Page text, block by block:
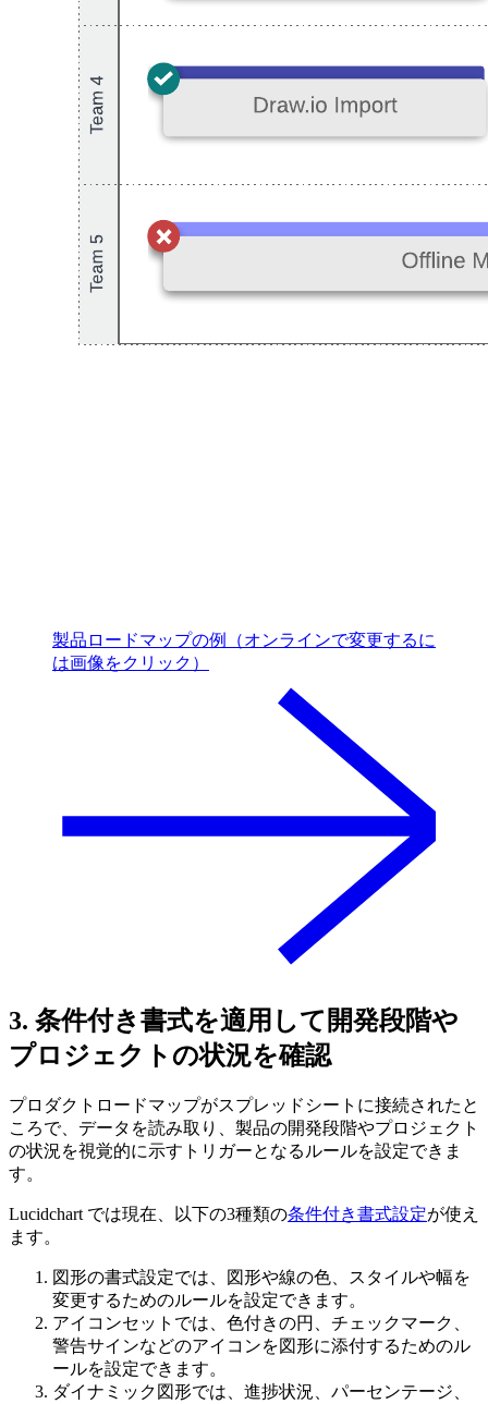
製品ロードマップの例（オンラインで変更するに
は画像をクリック）
3. 条件付き書式を適用して開発段階や
プロジェクトの状況を確認
プロダクトロードマップがスプレッドシートに接続されたと
ころで、データを読み取り、製品の開発段階やプロジェクト
の状況を視覚的に示すトリガーとなるルールを設定できま
す。
Lucidchart では現在、以下の3種類の条件付き書式設定が使え
ます。
図形の書式設定では、図形や線の色、スタイルや幅を
変更するためのルールを設定できます。
アイコンセットでは、色付きの円、チェックマーク、
警告サインなどのアイコンを図形に添付するためのル
ールを設定できます。
ダイナミック図形では、進捗状況、パーセンテージ、